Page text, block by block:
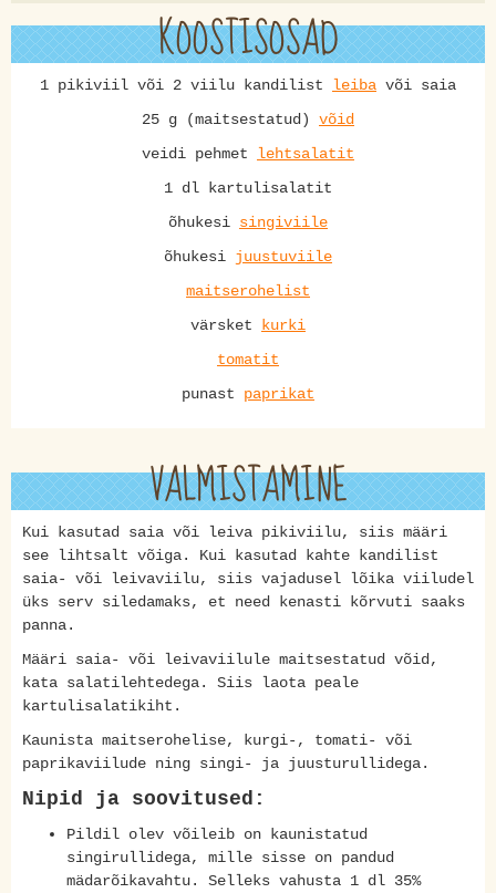
KOOSTISOSAD
1 pikiviil või 2 viilu kandilist leiba või saia
25 g (maitsestatud) võid
veidi pehmet lehtsalatit
1 dl kartulisalatit
õhukesi singiviile
õhukesi juustuviile
maitserohelist
värsket
kurki
tomatit
punast paprikat
VALMISTAMINE
Kui kasutad saia või leiva pikiviilu, siis määri
see lihtsalt võiga. Kui kasutad kahte kandilist
saia- või leivaviilu, siis vajadusel lõika viiludel
üks serv siledamaks, et need kenasti kõrvuti saaks
panna.
Määri saia- või leivaviilule maitsestatud võid,
kata salatilehtedega. Siis laota peale
kartulisalatikiht.
Kaunista maitserohelise, kurgi-, tomati- või
paprikaviilude ning singi- ja juusturullidega.
Nipid ja soovitused:
Pildil olev võileib on kaunistatud
singirullidega, mille sisse on pandud
mädarõikavahtu. Selleks vahusta 1 dl 35%